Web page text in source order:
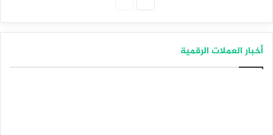
أخبار العملات الرقمية